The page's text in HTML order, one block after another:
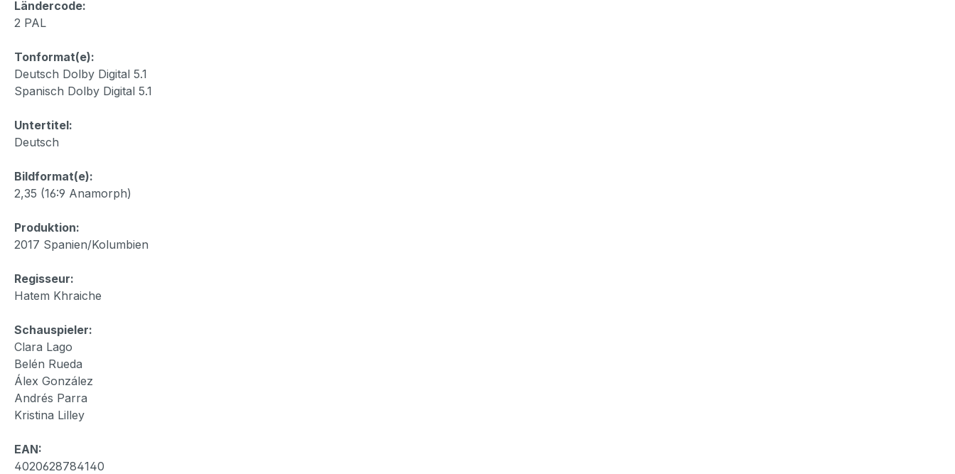
Ländercode:
2 PAL
Tonformat(e):
Deutsch Dolby Digital 5.1
Spanisch Dolby Digital 5.1
Untertitel:
Deutsch
Bildformat(e):
2,35 (16:9 Anamorph)
Produktion:
2017 Spanien/Kolumbien
Regisseur:
Hatem Khraiche
Schauspieler:
Clara Lago
Belén Rueda
Álex González
Andrés Parra
Kristina Lilley
EAN:
4020628784140